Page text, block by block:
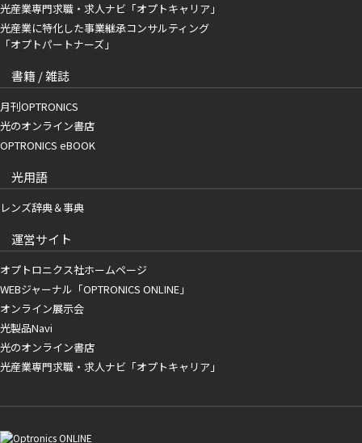
光産業専門求職・求人ナビ「オプトキャリア」
光産業に特化した事業継承コンサルティング
「オプトパートナーズ」
書籍 / 雑誌
月刊OPTRONICS
光のオンライン書店
OPTRONICS eBOOK
光用語
レンズ辞典＆事典
運営サイト
オプトロニクス社ホームページ
WEBジャーナル「OPTRONICS ONLINE」
オンライン展示会
光製品Navi
光のオンライン書店
光産業専門求職・求人ナビ「オプトキャリア」